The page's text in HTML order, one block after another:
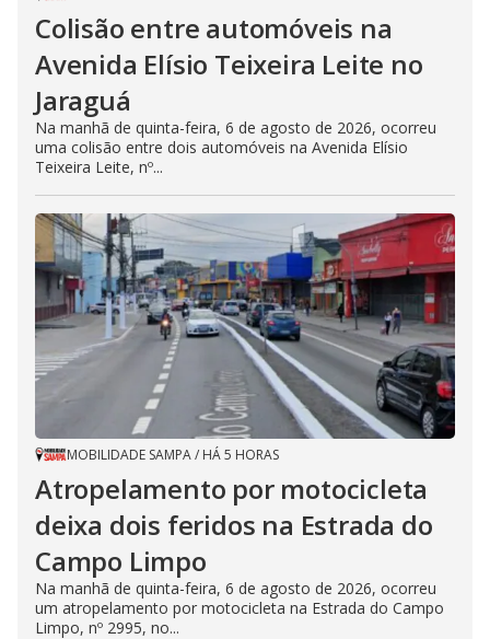
Colisão entre automóveis na
Avenida Elísio Teixeira Leite no
Jaraguá
Na manhã de quinta-feira, 6 de agosto de 2026, ocorreu
uma colisão entre dois automóveis na Avenida Elísio
Teixeira Leite, nº...
MOBILIDADE SAMPA/ HÁ 5 HORAS
Atropelamento por motocicleta
deixa dois feridos na Estrada do
Campo Limpo
Na manhã de quinta-feira, 6 de agosto de 2026, ocorreu
um atropelamento por motocicleta na Estrada do Campo
Limpo, nº 2995, no...